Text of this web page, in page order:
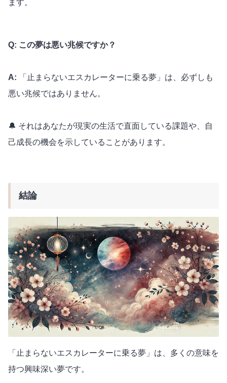
ます。
Q: この夢は悪い兆候ですか？
A:
「止まらないエスカレーターに乗る夢」は、必ずしも
悪い兆候ではありません。
🔔 それはあなたが現実の生活で直面している課題や、自
己成長の機会を示していることがあります。
結論
「止まらないエスカレーターに乗る夢」は、多くの意味を
持つ興味深い夢です。